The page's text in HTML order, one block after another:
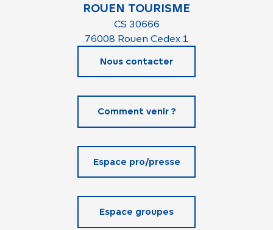
ROUEN TOURISME
CS 30666
76008 Rouen Cedex 1
Nous contacter
Comment venir ?
Espace pro/presse
Espace groupes